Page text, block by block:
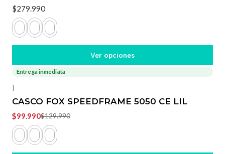
$279.990
Ver opciones
-23%
Entrega inmediata
|
CASCO FOX SPEEDFRAME 5050 CE LIL
$99.990$129.990